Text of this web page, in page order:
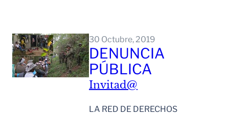
30 Octubre, 2019
DENUNCIA
PÚBLICA
Invitad@
LA RED DE DERECHOS